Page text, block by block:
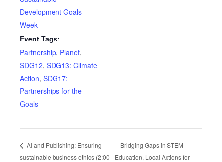
Development Goals
Week
Event Tags:
Partnership, Planet,
SDG12, SDG13: Climate
Action, SDG17:
Partnerships for the
Goals
AI and Publishing: Ensuring
sustainable business ethics (2:00 –
Bridging Gaps in STEM
Education, Local Actions for